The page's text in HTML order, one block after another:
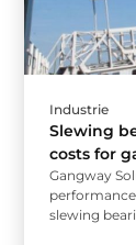
Industrie
Slewing
costs for
Gangway
slewing